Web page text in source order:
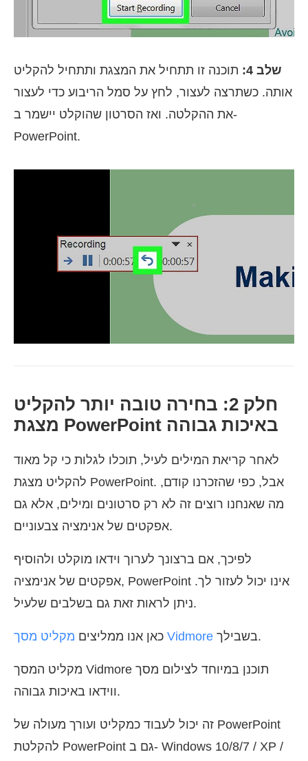
שלב 4:
תוכנה זו תתחיל את המצגת ותתחיל להקליט
אותה. כשתרצה לעצור, לחץ על סמל הריבוע כדי לעצור
את ההקלטה. ואז הסרטון שהוקלט יישמר ב-
PowerPoint.
חלק 2: בחירה טובה יותר להקליט
מצגת PowerPoint באיכות גבוהה
לאחר קריאת המילים לעיל, תוכלו לגלות כי קל מאוד
להקליט מצגת PowerPoint. אבל, כפי שהזכרנו קודם,
מה שאנחנו רוצים זה לא רק סרטונים ומילים, אלא גם
אפקטים של אנימציה צבעוניים.
לפיכך, אם ברצונך לערוך וידאו מוקלט ולהוסיף
אפקטים של אנימציה, PowerPoint אינו יכול לעזור לך.
ניתן לראות זאת גם בשלבים שלעיל.
כאן אנו ממליצים מקליט מסך Vidmore בשבילך.
מקליט המסך Vidmore תוכנן במיוחד לצילום מסך
ווידאו באיכות גבוהה.
זה יכול לעבוד כמקליט ועורך מעולה של PowerPoint
להקלטת PowerPoint גם ב- Windows 10/8/7 / XP /